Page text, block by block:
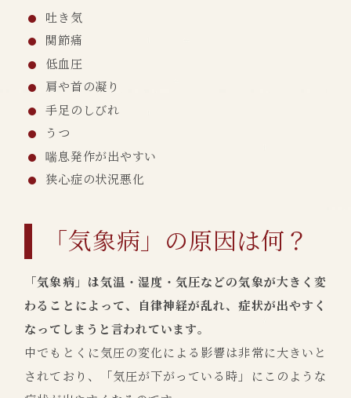
吐き気
関節痛
低血圧
肩や首の凝り
手足のしびれ
うつ
喘息発作が出やすい
狭心症の状況悪化
「気象病」の原因は何？
「気象病」は気温・湿度・気圧などの気象が大きく変
わることによって、自律神経が乱れ、症状が出やすく
なってしまうと言われています。
中でもとくに気圧の変化による影響は非常に大きいと
されており、「気圧が下がっている時」にこのような